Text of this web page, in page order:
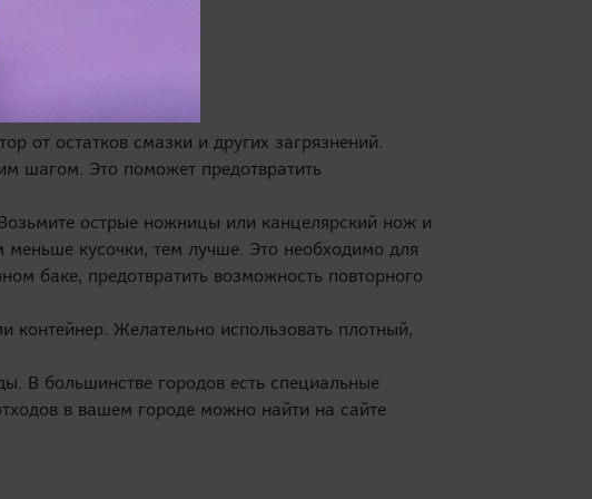
от остатков смазки и других загрязнений.
шагом. Это поможет предотвратить
острые ножницы или канцелярский нож и
кусочки, тем лучше. Это необходимо для
баке, предотвратить возможность повторного
контейнер. Желательно использовать плотный,
В большинстве городов есть специальные
в вашем городе можно найти на сайте